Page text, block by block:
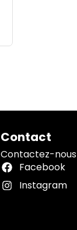
Contact
Contactez-nous
Facebook
Instagram